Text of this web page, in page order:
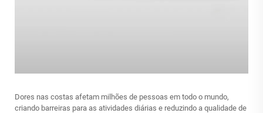
Dores nas costas afetam milhões de pessoas em todo o mundo,
criando barreiras para as atividades diárias e reduzindo a qualidade de